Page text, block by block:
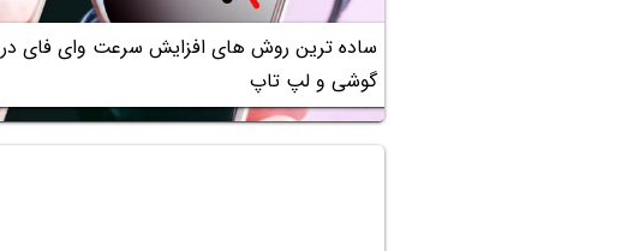
ساده ترین روش های افزایش سرعت وای فای در
گوشی و لپ تاپ